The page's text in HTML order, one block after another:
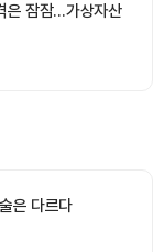
은 잠잠…가상자산
은 다르다